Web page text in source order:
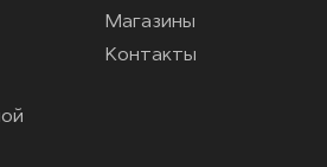
Магазины
Контакты